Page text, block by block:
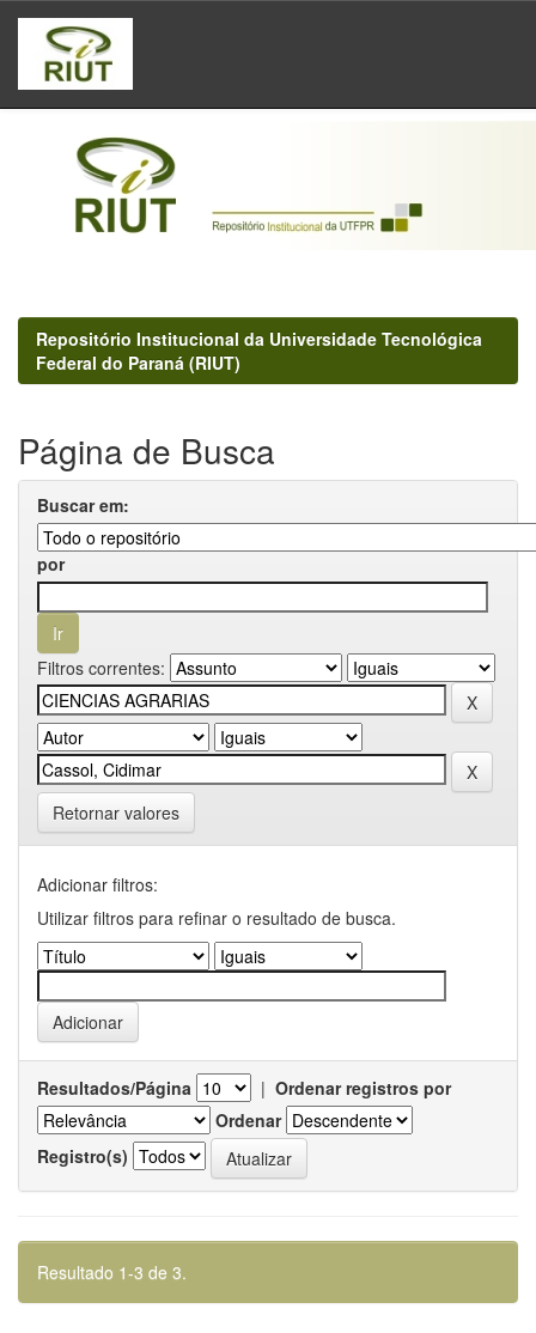
Skip
navigation
Repositório Institucional da Universidade Tecnológica
Federal do Paraná (RIUT)
Página de Busca
Buscar em:
por
Filtros correntes:
Retornar valores
Adicionar filtros:
Utilizar filtros para refinar o resultado de busca.
Resultados/Página | Ordenar registros por
Ordenar
Registro(s)
Resultado 1-3 de 3.